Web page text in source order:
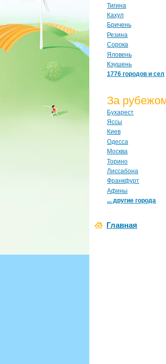
Тигина
Кахул
Бричень
Резина
Сорока
Яловень
Кэушень
1776 городов и сел
За
Бухарест
Яссы
Киев
Одесса
Москва
Торино
Лиссабона
Франкфурт
Афины
... другие города
Главная